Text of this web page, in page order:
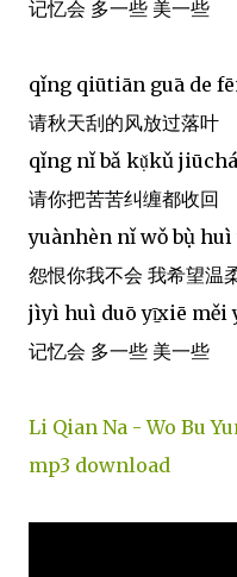
记忆会 多一些 美一些
qǐng qiūtiān guā de
请秋天刮的风放过落叶
qǐng nǐ bǎ kụ̌kǔ
请你把苦苦纠缠都收回
yuànhèn nǐ wǒ bụ̀
怨恨你我不会 我希望温
jìyì huì duō yī̠xiē měi
记忆会 多一些 美一些
Li Qian Na - Wo Bu
mp3 download